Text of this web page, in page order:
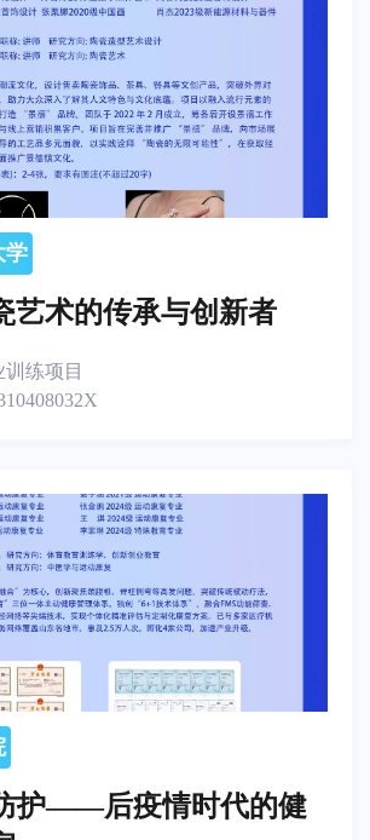
学
术的传承与创新者
训练项目
护——后疫情时代的健